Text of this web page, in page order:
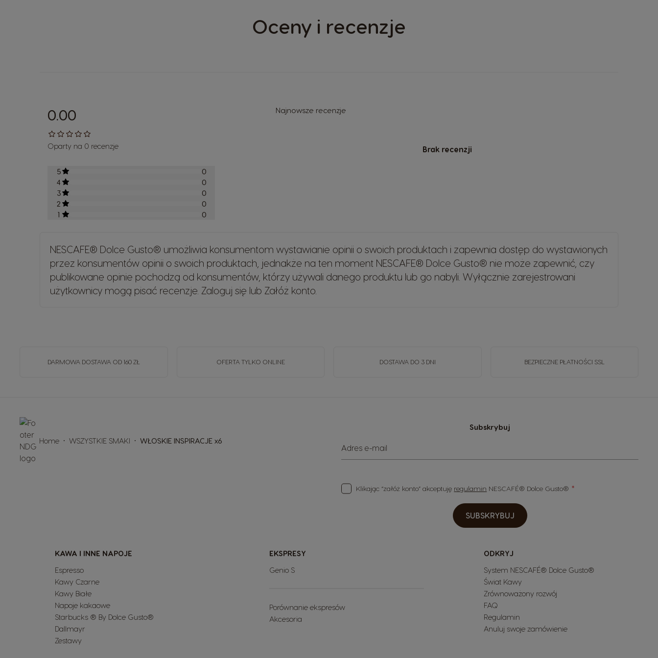
Oceny i recenzje
0.00
Oparty na 0 recenzje
5
0
4
0
3
0
2
0
1
0
Najnowsze recenzje
Brak recenzji
NESCAFE® Dolce Gusto® umożliwia konsumentom wystawianie opinii o swoich produktach i zapewnia dostęp do wystawionych
przez konsumentów opinii o swoich produktach, jednakże na ten moment NESCAFE® Dolce Gusto® nie może zapewnić, czy
publikowane opinie pochodzą od konsumentów, którzy używali danego produktu lub go nabyli. Wyłącznie zarejestrowani
użytkownicy mogą pisać recenzje. Zaloguj się lub Załóż konto
DARMOWA DOSTAWA OD 160 ZŁ OFERTA TYLKO ONLINE DOSTAWA DO 3 DNI BEZPIECZNE PŁATNOŚCI SSL
Subskrybuj
Adres e-mail
Klikając “załóż konto” akceptuję regulamin NESCAFÉ® Dolce Gusto®
SUBSKRYBUJ
Home WSZYSTKIE SMAKI WŁOSKIE INSPIRACJE x6
KAWA I INNE NAPOJE
Espresso
Kawy Czarne
Kawy Białe
Napoje kakaowe
Starbucks ® By Dolce Gusto®
Dallmayr
Zestawy
EKSPRESY
Genio S
Porównanie ekspresów
Akcesoria
ODKRYJ
System NESCAFÉ® Dolce Gusto®
Świat Kawy
Zrównoważony rozwój
FAQ
Regulamin
Anuluj swoje zamówienie